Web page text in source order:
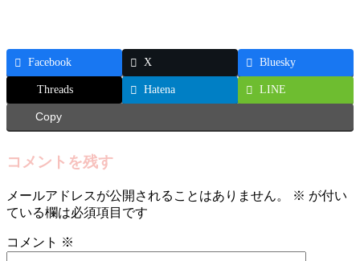
Facebook X Bluesky
Threads Hatena LINE
Copy
コメントを残す
メールアドレスが公開されることはありません。 ※ が付い
ている欄は必須項目です
コメント ※